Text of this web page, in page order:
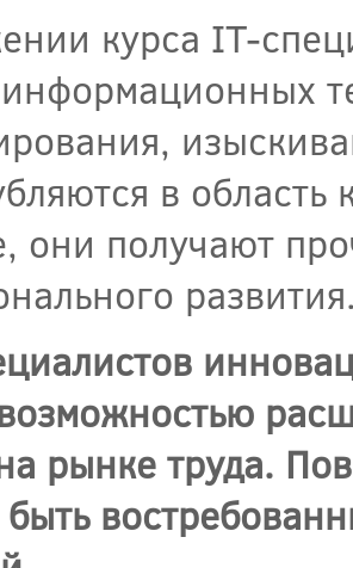
курса IT-
в
они получают
рынке труда.
быть